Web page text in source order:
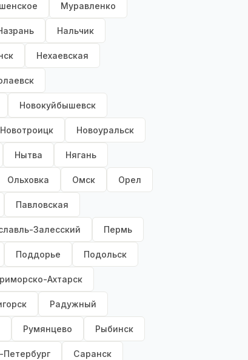
Муравленко
Нальчик
Нехаевская
Новокуйбышевск
Новотроицк Новоуральск
Нытва Нягань
Ольховка Омск Орел
Павловская
Залесский Пермь
Поддорье Подольск
Ахтарск
Радужный
Румянцево Рыбинск
Петербург Саранск